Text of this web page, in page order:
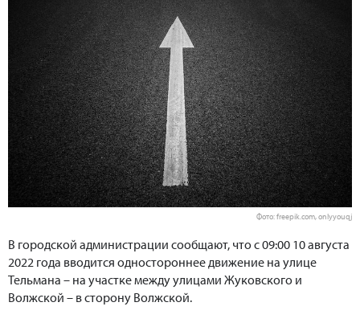
Фото: freepik.com, onlyyouqj
В городской администрации сообщают, что с 09:00 10 августа
2022 года вводится одностороннее движение на улице
Тельмана – на участке между улицами Жуковского и
Волжской – в сторону Волжской.